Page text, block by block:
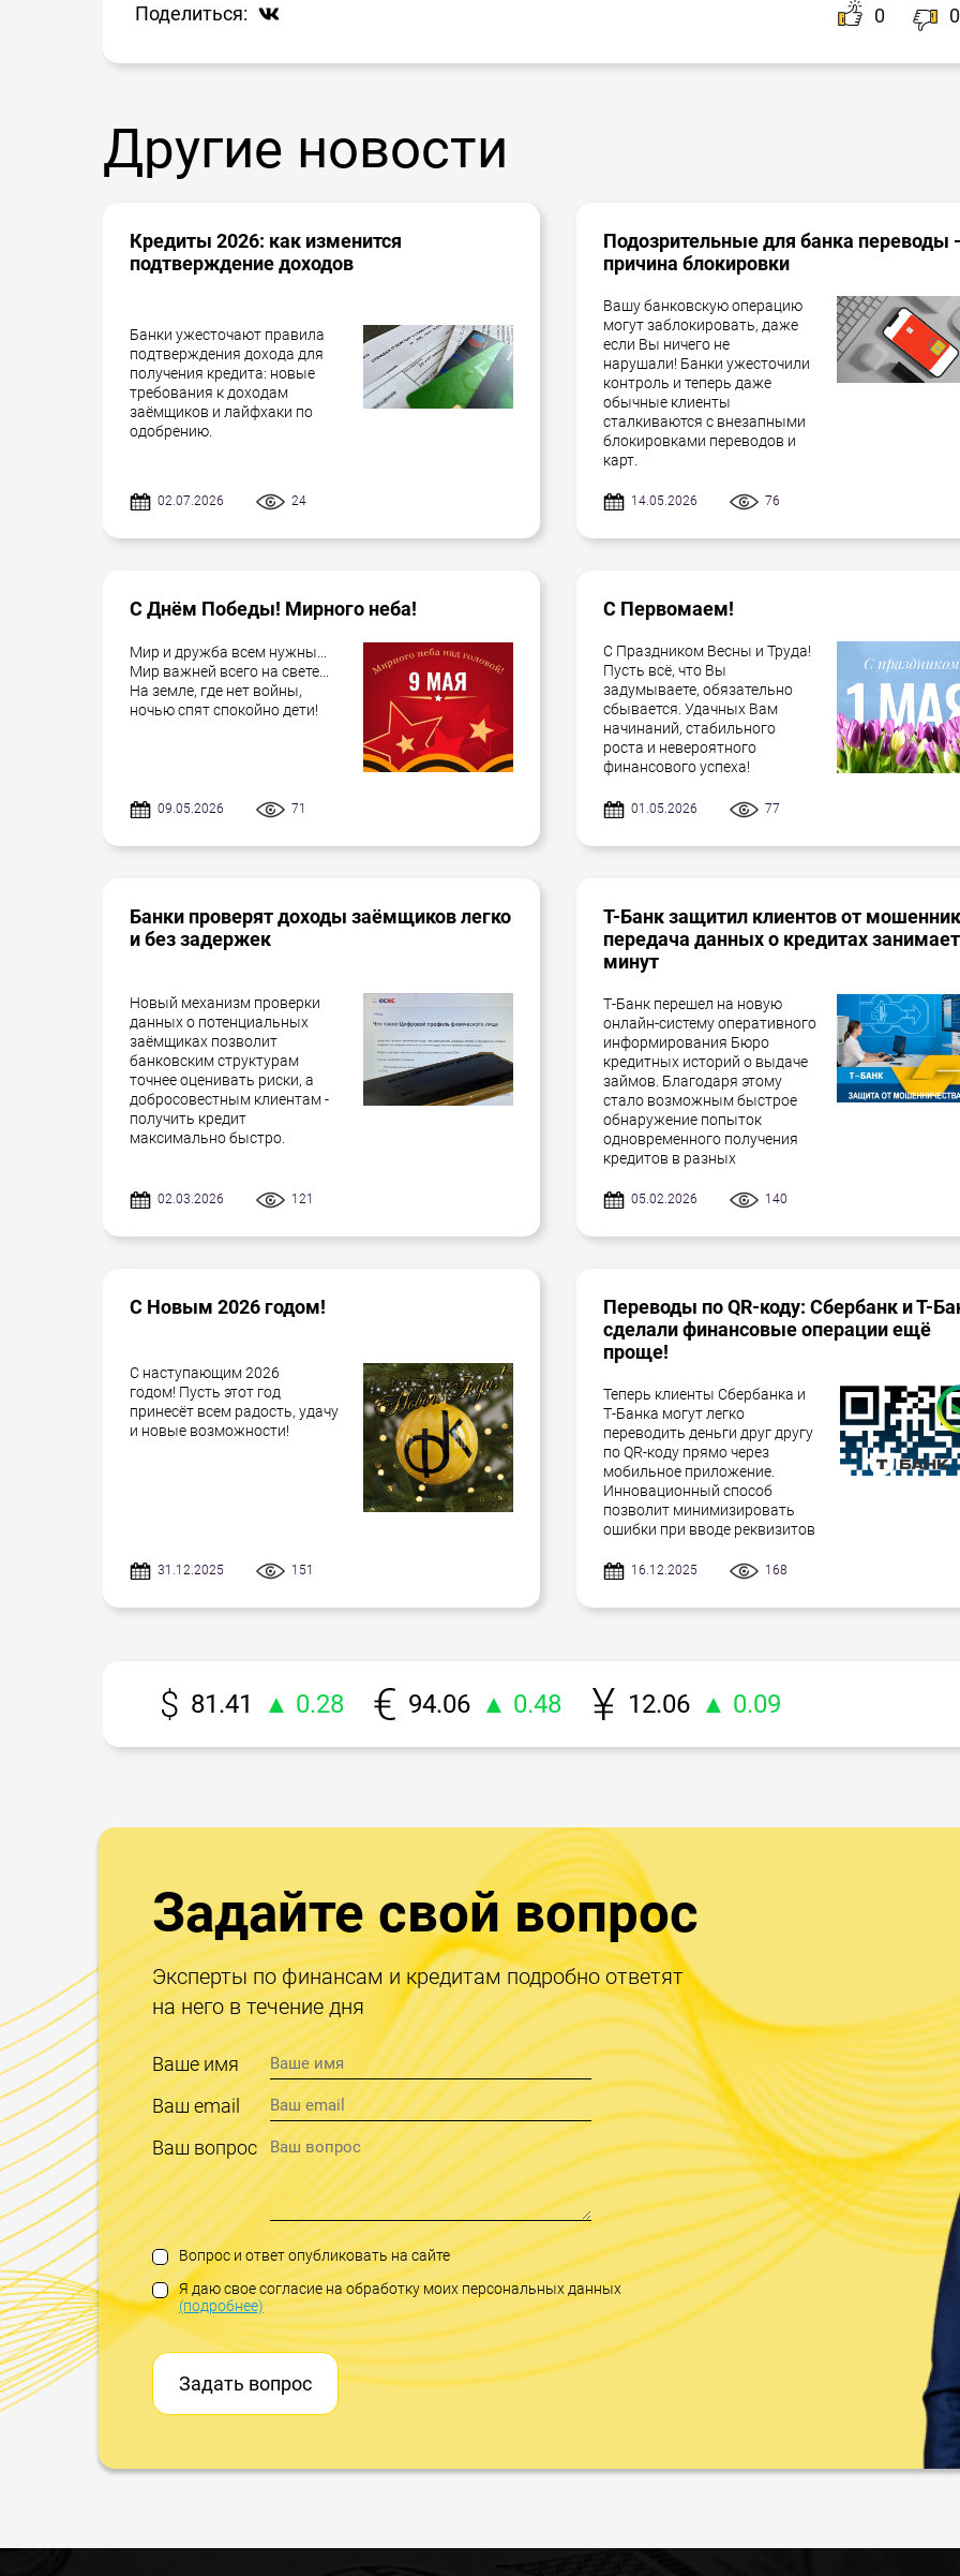
Поделиться: 0 0
Другие новости
Кредиты 2026: как изменится
подтверждение доходов
Банки ужесточают правила
подтверждения дохода для
получения кредита: новые
требования к доходам
заёмщиков и лайфхаки по
одобрению.
02.07.2026 24
Подозрительные для банка переводы -
причина блокировки
Вашу банковскую операцию
могут заблокировать, даже
если Вы ничего не
нарушали! Банки ужесточили
контроль и теперь даже
обычные клиенты
сталкиваются с внезапными
блокировками переводов и
карт.
14.05.2026 76
С Днём Победы! Мирного неба!
Мир и дружба всем нужны...
Мир важней всего на свете...
На земле, где нет войны,
ночью спят спокойно дети!
09.05.2026 71
С Первомаем!
С Праздником Весны и Труда!
Пусть всё, что Вы
задумываете, обязательно
сбывается. Удачных Вам
начинаний, стабильного
роста и невероятного
финансового успеха!
01.05.2026 77
Банки проверят доходы заёмщиков легко
и без задержек
Новый механизм проверки
данных о потенциальных
заёмщиках позволит
банковским структурам
точнее оценивать риски, а
добросовестным клиентам -
получить кредит
максимально быстро.
02.03.2026 121
Т-Банк защитил клиентов от
передача данных о кредитах
минут
Т-Банк перешел на новую
онлайн-систему оперативного
информирования Бюро
кредитных историй о выдаче
займов. Благодаря этому
стало возможным быстрое
обнаружение попыток
одновременного получения
кредитов в разных
05.02.2026 140
С Новым 2026 годом!
С наступающим 2026
годом! Пусть этот год
принесёт всем радость, удачу
и новые возможности!
31.12.2025 151
Переводы по QR-коду: Сбербанк и Т-
сделали финансовые операции ещё
проще!
Теперь клиенты Сбербанка и
Т-Банка могут легко
переводить деньги друг другу
по QR-коду прямо через
мобильное приложение.
Инновационный способ
позволит минимизировать
ошибки при вводе реквизитов
16.12.2025 168
81.41 ▲ 0.28 94.06 ▲ 0.48 12.06 ▲ 0.09
Задайте свой вопрос
Эксперты по финансам и кредитам подробно ответят
на него в течение дня
Ваше имя
Ваш email
Ваш вопрос
Вопрос и ответ опубликовать на сайте
Я даю свое согласие на обработку моих персональных данных
(подробнее)
Задать вопрос